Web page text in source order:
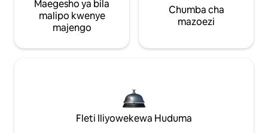
Maegesho ya bila
malipo kwenye
majengo
Chumba cha
mazoezi
Fleti Iliyowekewa Huduma